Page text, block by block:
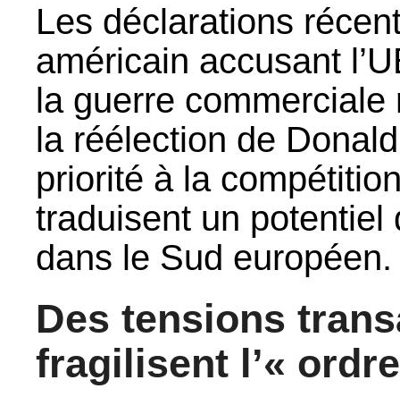
Les déclarations
américain accusant
la guerre
la réélection de
priorité à la
traduisent un potentiel
dans le Sud européen.
Des tensions
fragilisent l’«